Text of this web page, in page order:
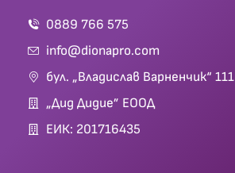
0889 766 575
info@dionapro.com
бул. „Владислав Варненчик“ 111
„Дид Дидие” ЕООД
ЕИК: 201716435